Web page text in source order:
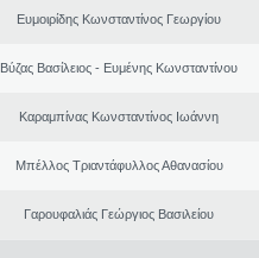
Ευμοιρίδης Κωνσταντίνος Γεωργίου
Βύζας Βασίλειος - Ευμένης Κωνσταντίνου
Καραμπίνας Κωνσταντίνος Ιωάννη
Μπέλλος Τριαντάφυλλος Αθανασίου
Γαρουφαλιάς Γεώργιος Βασιλείου